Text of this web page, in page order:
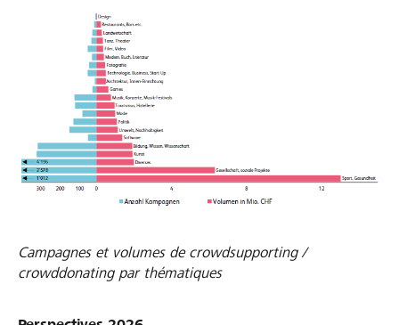
Campagnes et volumes de crowdsupporting /
crowddonating par thématiques